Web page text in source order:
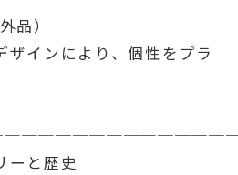
品）
インにより、個性をプラ
ーと歴史